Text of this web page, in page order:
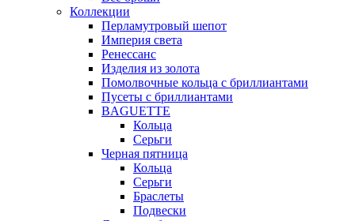
Коллекции
Перламутровый шепот
Империя света
Ренессанс
Изделия из золота
Помолвочные кольца с бриллиантами
Пусеты с бриллиантами
BAGUETTE
Кольца
Серьги
Черная пятница
Кольца
Серьги
Браслеты
Подвески